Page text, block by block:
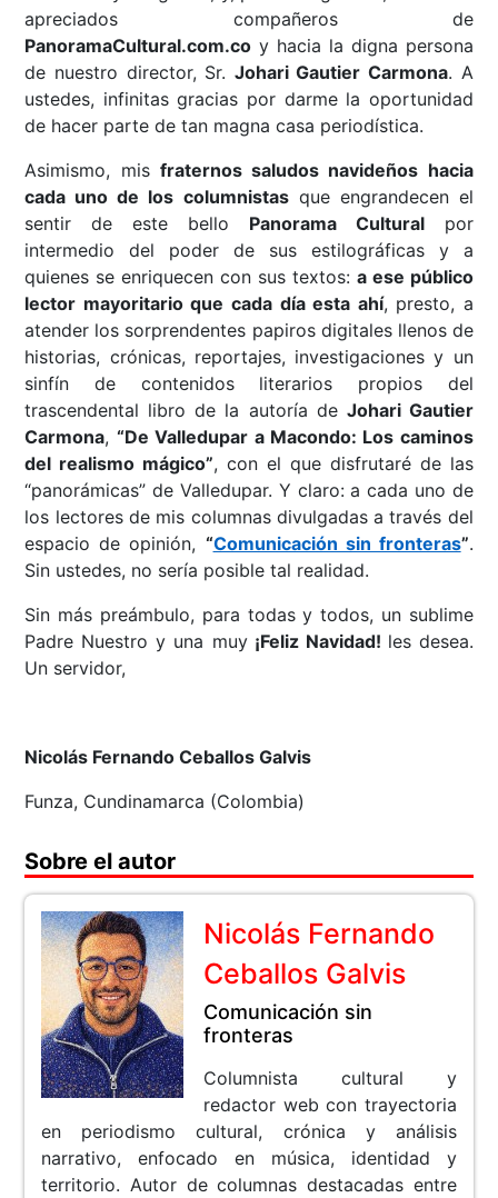
apreciados compañeros de
PanoramaCultural.com.co y hacia la digna persona
de nuestro director, Sr. Johari Gautier Carmona. A
ustedes, infinitas gracias por darme la oportunidad
de hacer parte de tan magna casa periodística.
Asimismo, mis fraternos saludos navideños hacia
cada uno de los columnistasque engrandecen el
sentir de este bello Panorama Culturalpor
intermedio del poder de sus estilográficas y a
quienes se enriquecen con sus textos: a ese público
lector mayoritario que cada día esta ahí, presto, a
atender los sorprendentes papiros digitales llenos de
historias, crónicas, reportajes, investigaciones y un
sinfín de contenidos literarios propios del
trascendental libro de la autoría de Johari Gautier
Carmona, “De Valledupar a Macondo: Los caminos
del realismo mágico”, con el que disfrutaré de las
“panorámicas” de Valledupar. Y claro: a cada uno de
los lectores de mis columnas divulgadas a través del
espacio de opinión, “Comunicación sin fronteras”.
Sin ustedes, no sería posible tal realidad.
Sin más preámbulo, para todas y todos, un sublime
Padre Nuestro y una muy¡Feliz Navidad! les desea.
Un servidor,
Nicolás Fernando Ceballos Galvis
Funza, Cundinamarca (Colombia)
Sobre el autor
Nicolás Fernando
Ceballos Galvis
Comunicación sin
fronteras
Columnista cultural y
redactor web con trayectoria
en periodismo cultural, crónica y análisis
narrativo, enfocado en música, identidad y
territorio. Autor de columnas destacadas entre